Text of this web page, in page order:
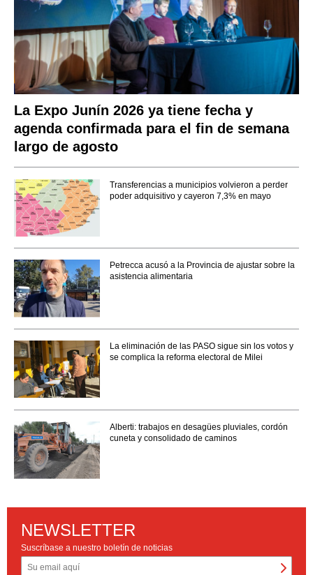
La Expo Junín 2026 ya tiene fecha y
agenda confirmada para el fin de semana
largo de agosto
Transferencias a municipios volvieron a perder
poder adquisitivo y cayeron 7,3% en mayo
Petrecca acusó a la Provincia de ajustar sobre la
asistencia alimentaria
La eliminación de las PASO sigue sin los votos y
se complica la reforma electoral de Milei
Alberti: trabajos en desagües pluviales, cordón
cuneta y consolidado de caminos
NEWSLETTER
Suscríbase a nuestro boletín de noticias